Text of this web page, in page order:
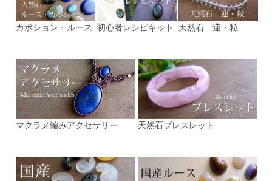
カボション・ルース 初心者レシピキット 天然石 連・粒
マクラメ編みアクセサリー 天然石ブレスレット